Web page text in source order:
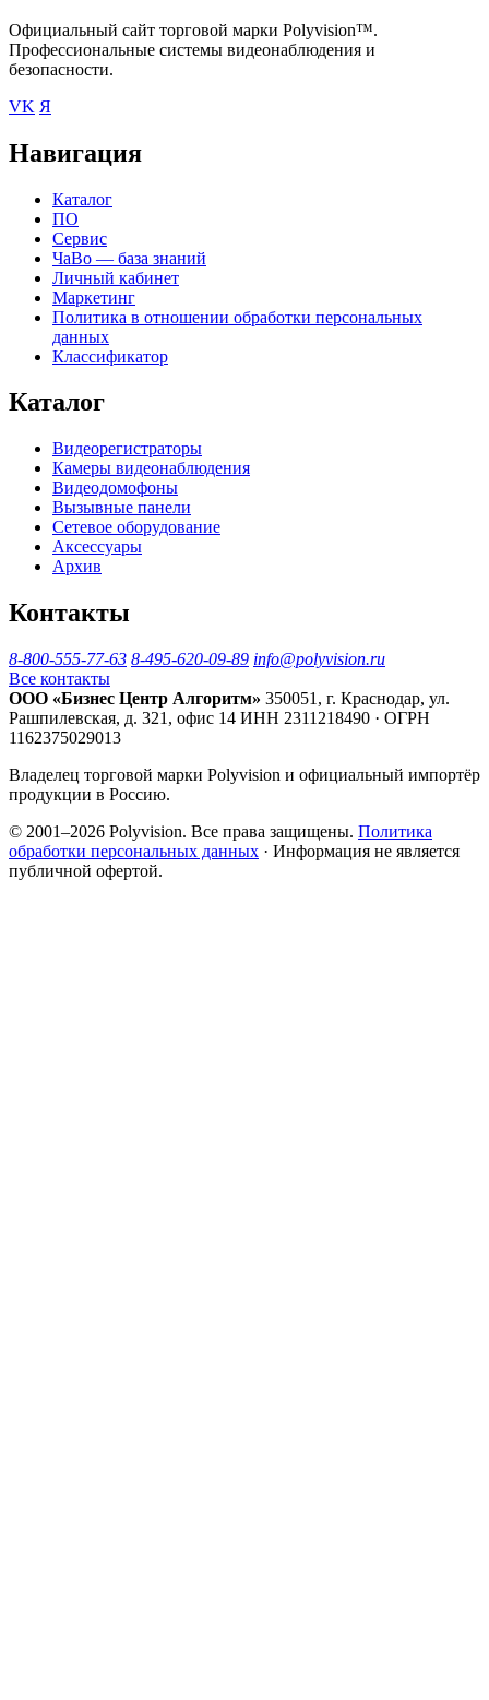
Официальный сайт торговой марки Polyvision™.
Профессиональные системы видеонаблюдения и
безопасности.
VK Я
Навигация
Каталог
ПО
Сервис
ЧаВо — база знаний
Личный кабинет
Маркетинг
Политика в отношении обработки персональных
данных
Классификатор
Каталог
Видеорегистраторы
Камеры видеонаблюдения
Видеодомофоны
Вызывные панели
Сетевое оборудование
Аксессуары
Архив
Контакты
8-800-555-77-63 8-495-620-09-89 info@polyvision.ru
Все контакты
ООО «Бизнес Центр Алгоритм» 350051, г. Краснодар, ул.
Рашпилевская, д. 321, офис 14 ИНН 2311218490 · ОГРН
1162375029013
Владелец торговой марки Polyvision и официальный импортёр
продукции в Россию.
© 2001–2026 Polyvision. Все права защищены. Политика
обработки персональных данных · Информация не является
публичной офертой.